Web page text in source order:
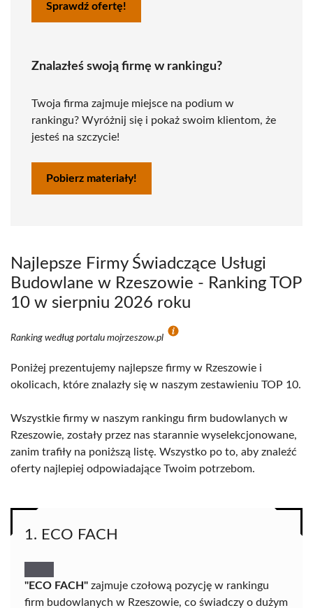
Sprawdź ofertę!
Znalazłeś swoją firmę w rankingu?
Twoja firma zajmuje miejsce na podium w
rankingu? Wyróżnij się i pokaż swoim klientom, że
jesteś na szczycie!
Pobierz materiały!
Najlepsze Firmy Świadczące Usługi
Budowlane w Rzeszowie - Ranking TOP
10 w sierpniu 2026 roku
Ranking według portalu mojrzeszow.pl
Poniżej prezentujemy najlepsze firmy w Rzeszowie i
okolicach, które znalazły się w naszym zestawieniu TOP 10.
Wszystkie firmy w naszym rankingu firm budowlanych w
Rzeszowie, zostały przez nas starannie wyselekcjonowane,
zanim trafiły na poniższą listę. Wszystko po to, aby znaleźć
oferty najlepiej odpowiadające Twoim potrzebom.
1. ECO FACH
"ECO FACH" zajmuje czołową pozycję w rankingu
firm budowlanych w Rzeszowie, co świadczy o dużym